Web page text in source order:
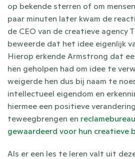
op bekende sterren of om
paar minuten later kwam de
de CEO van de creatieve agency
beweerde dat het idee eigenlijk
Hierop erkende Armstrong dat
hen geholpen had om idee te
weigerde hen dus bij naam te
intellectueel eigendom en
hiermee een positieve
teweegbrengen en
gewaardeerd voor hun creatieve
Als er een les te leren valt uit